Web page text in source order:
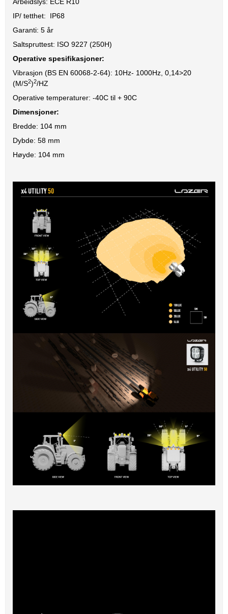
IP/ tetthet: IP68
Garanti: 5 år
Saltspruttest: ISO 9227 (250H)
Operative spesifikasjoner:
Vibrasjon (BS EN 60068-2-64): 10Hz- 1000Hz, 0,14>20
(M/S2)2/HZ
Operative temperaturer: -40C til + 90C
Dimensjoner:
Bredde: 104 mm
Dybde: 58 mm
Høyde: 104 mm